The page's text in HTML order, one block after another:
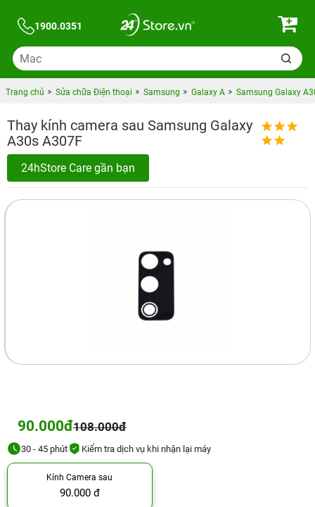
1900.0351
Trang chủ Sửa chữa Điện thoại Samsung Galaxy A Samsung Galaxy
Thay kính camera sau Samsung Galaxy
A30s A307F
24hStore Care gần bạn
90.000đ108.000đ
30 - 45 phút Kiểm tra dịch vụ khi nhận lại máy
Kính Camera sau
90.000 đ